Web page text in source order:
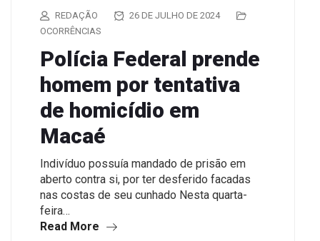
REDAÇÃO
26 DE JULHO DE 2024
OCORRÊNCIAS
Polícia Federal prende
homem por tentativa
de homicídio em
Macaé
Indivíduo possuía mandado de prisão em
aberto contra si, por ter desferido facadas
nas costas de seu cunhado Nesta quarta-
feira…
Read More